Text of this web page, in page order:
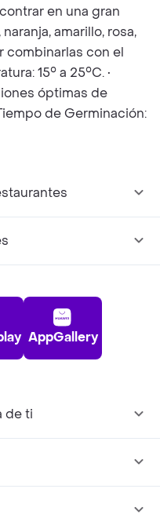
en una gran
amarillo, rosa,
combinarlas con el
15° a 25°C. •
óptimas de
de Germinación:
AppGallery
de ti